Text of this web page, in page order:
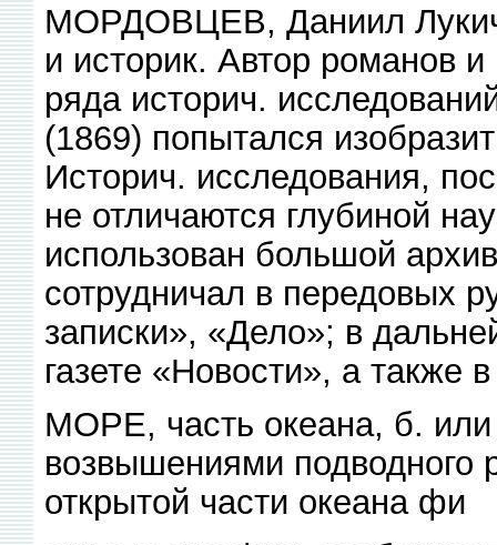
МОРДОВЦЕВ, Даниил Лукич
и историк. Автор романов
ряда историч.
(1869) попытался
Историч. исследования,
не отличаются глубиной
использован большой
сотрудничал в передовых
записки», «Дело»; в
газете «Новости», а также
МОРЕ, часть океана, б.
возвышениями
открытой части океана фи